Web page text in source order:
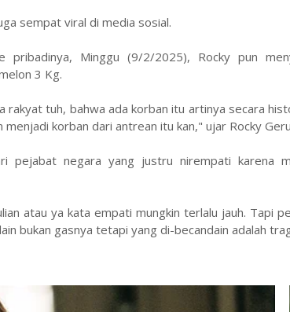
sempat viral di media sosial.
pribadinya, Minggu (9/2/2025), Rocky pun
3 Kg.
rakyat tuh, bahwa ada korban itu artinya secara
korban dari antrean itu kan," ujar Rocky
pejabat negara yang justru nirempati karena
atau ya kata empati mungkin terlalu jauh. Tapi
bukan gasnya tetapi yang di-becandain adalah